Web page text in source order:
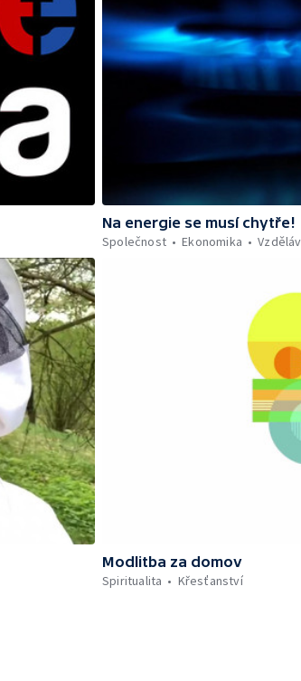
Na energie se musí chytře!
Společnost
Ekonomika
Modlitba za domov
Spiritualita
Křesťanství